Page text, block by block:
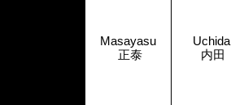
Masayasu
正泰
Uchida
内田